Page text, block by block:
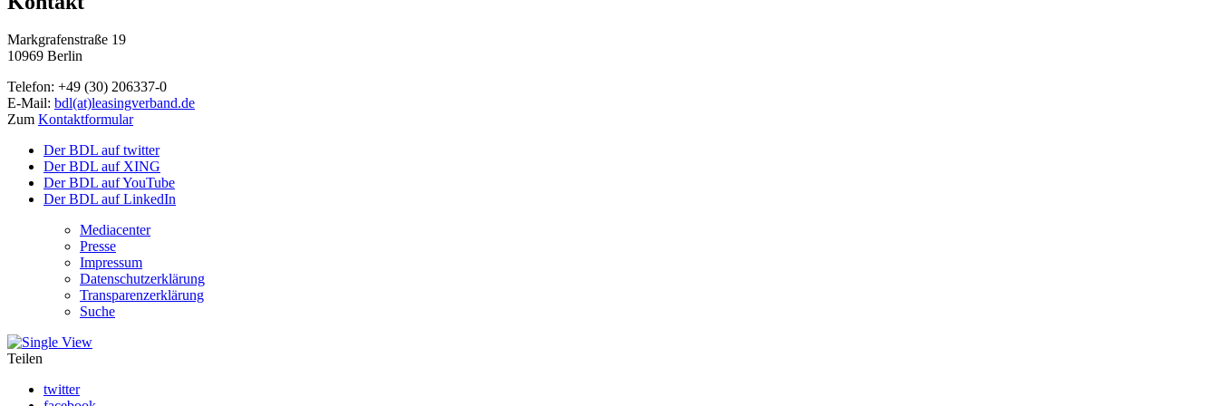
Markgrafenstraße 19
10969 Berlin
Telefon: +49 (30) 206337-0
E-Mail: bdl(at)leasingverband.de
Zum Kontaktformular
Der BDL auf twitter
Der BDL auf XING
Der BDL auf YouTube
Der BDL auf LinkedIn
Mediacenter
Presse
Impressum
Datenschutzerklärung
Transparenzerklärung
Suche
Teilen
twitter